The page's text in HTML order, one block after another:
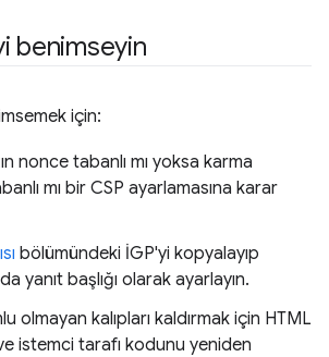
benimseyin
için:
nonce tabanlı mı yoksa karma
mı bir CSP ayarlamasına karar
bölümündeki İGP'yi kopyalayıp
yanıt başlığı olarak ayarlayın.
olmayan kalıpları kaldırmak için HTML
istemci tarafı kodunu yeniden